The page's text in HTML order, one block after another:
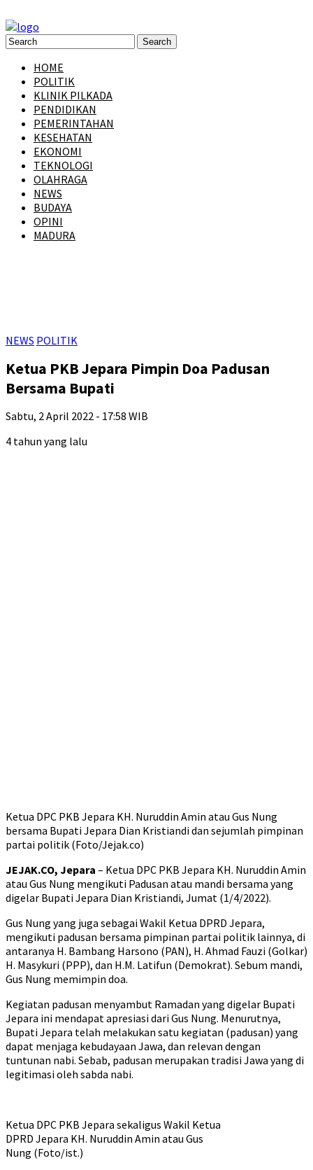
HOME
POLITIK
KLINIK PILKADA
PENDIDIKAN
PEMERINTAHAN
KESEHATAN
EKONOMI
TEKNOLOGI
OLAHRAGA
NEWS
BUDAYA
OPINI
MADURA
NEWS POLITIK
Ketua PKB Jepara Pimpin Doa Padusan
Bersama Bupati
Sabtu, 2 April 2022 - 17:58 WIB
4 tahun yang lalu
Ketua DPC PKB Jepara KH. Nuruddin Amin atau Gus Nung
bersama Bupati Jepara Dian Kristiandi dan sejumlah pimpinan
partai politik (Foto/Jejak.co)
JEJAK.CO, Jepara – Ketua DPC PKB Jepara KH. Nuruddin Amin
atau Gus Nung mengikuti Padusan atau mandi bersama yang
digelar Bupati Jepara Dian Kristiandi, Jumat (1/4/2022).
Gus Nung yang juga sebagai Wakil Ketua DPRD Jepara,
mengikuti padusan bersama pimpinan partai politik lainnya, di
antaranya H. Bambang Harsono (PAN), H. Ahmad Fauzi (Golkar)
H. Masykuri (PPP), dan H.M. Latifun (Demokrat). Sebum mandi,
Gus Nung memimpin doa.
Kegiatan padusan menyambut Ramadan yang digelar Bupati
Jepara ini mendapat apresiasi dari Gus Nung. Menurutnya,
Bupati Jepara telah melakukan satu kegiatan (padusan) yang
dapat menjaga kebudayaan Jawa, dan relevan dengan
tuntunan nabi. Sebab, padusan merupakan tradisi Jawa yang di
legitimasi oleh sabda nabi.
Ketua DPC PKB Jepara sekaligus Wakil Ketua
DPRD Jepara KH. Nuruddin Amin atau Gus
Nung (Foto/ist.)